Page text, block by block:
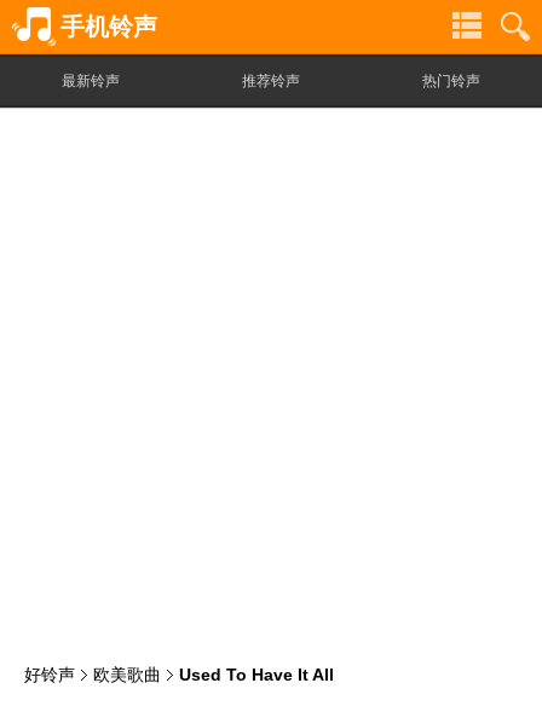
手机铃声
最新铃声 推荐铃声 热门铃声
好铃声 欧美歌曲 Used To Have It All